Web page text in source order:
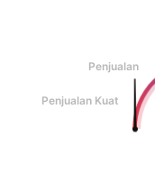
Penjualan
Penjualan Kuat